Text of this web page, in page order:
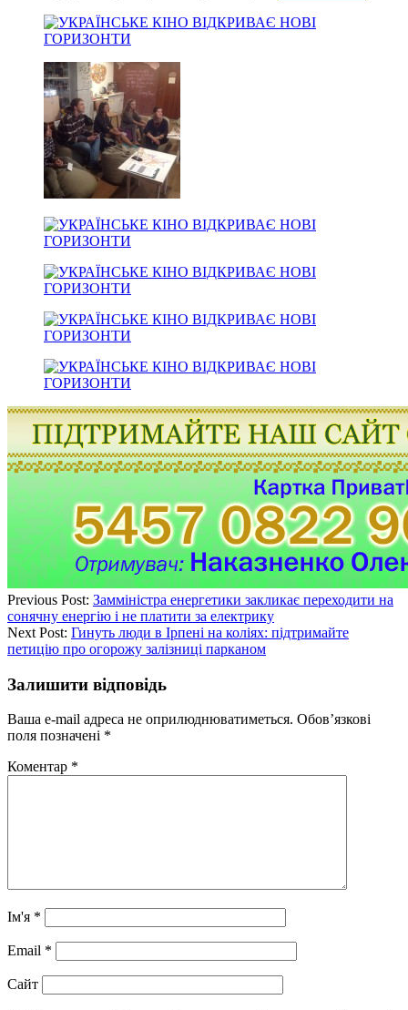
Previous Post: Замміністра енергетики закликає переходити на
сонячну енергію і не платити за електрику
Next Post: Гинуть люди в Ірпені на коліях: підтримайте
петицію про огорожу залізниці парканом
Залишити відповідь
Ваша e-mail адреса не оприлюднюватиметься. Обов’язкові
поля позначені *
Коментар *
Ім'я *
Email *
Сайт